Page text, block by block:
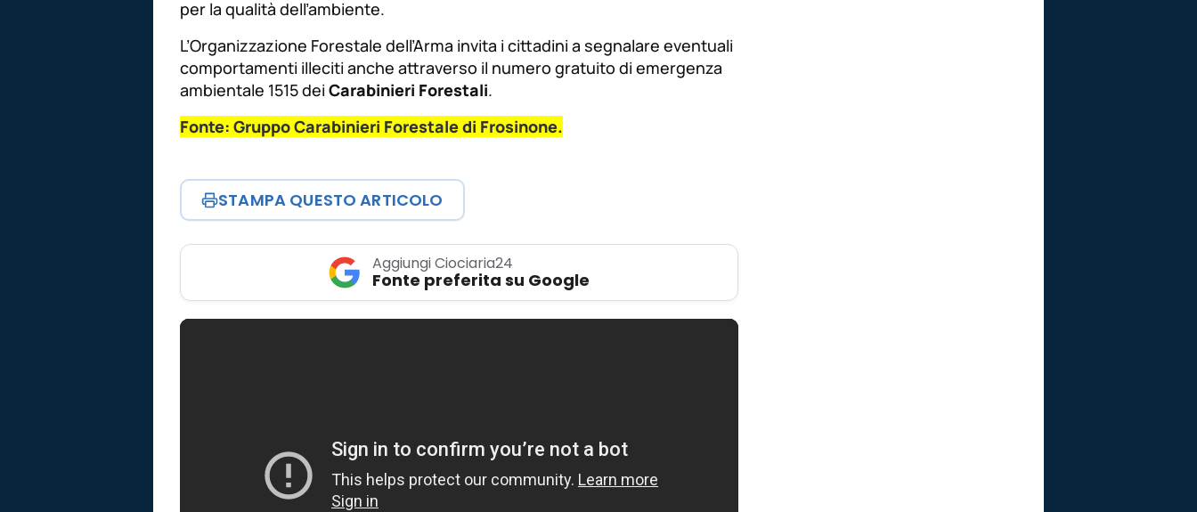
per la qualità dell’ambiente.
L’Organizzazione Forestale dell’Arma invita i cittadini a segnalare eventuali
comportamenti illeciti anche attraverso il numero gratuito di emergenza
ambientale 1515 dei Carabinieri Forestali.
Fonte: Gruppo Carabinieri Forestale di Frosinone.
STAMPA QUESTO ARTICOLO
Aggiungi Ciociaria24
Fonte preferita su Google